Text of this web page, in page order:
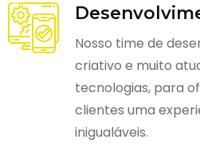
Nosso time de
criativo e muito
tecnologias, para
clientes uma
inigualáveis.